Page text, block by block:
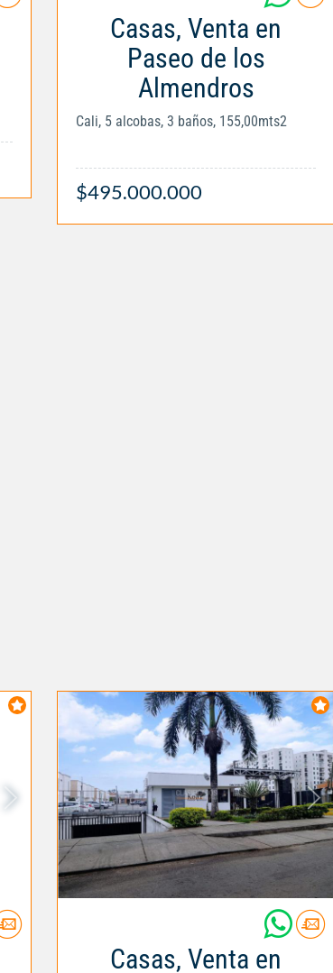
Casas, Venta en
Paseo de los
Almendros
Cali, 5 alcobas, 3 baños, 155,00mts2
$495.000.000
Casas, Venta en